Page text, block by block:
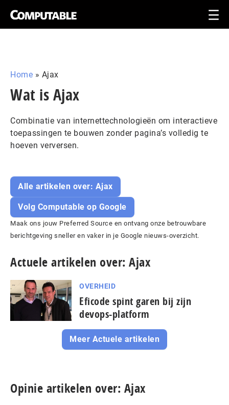
Home » Ajax
Wat is Ajax
Combinatie van internettechnologieën om interactieve
toepassingen te bouwen zonder pagina’s volledig te
hoeven verversen.
Alle artikelen over: Ajax
Volg Computable op Google
Maak ons jouw Preferred Source en ontvang onze betrouwbare
berichtgeving sneller en vaker in je Google nieuws-overzicht.
Actuele artikelen over: Ajax
OVERHEID
Eficode spint garen bij zijn
devops-platform
Meer Actuele artikelen
Opinie artikelen over: Ajax